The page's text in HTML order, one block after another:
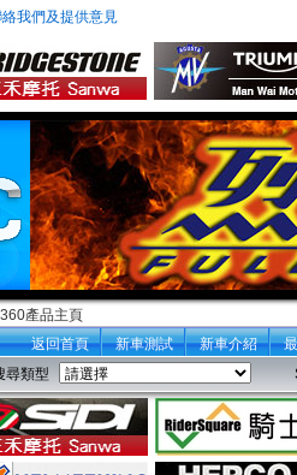
我們及提供意見
產品主頁
返回首頁
新車測試 新車介紹
尋類型